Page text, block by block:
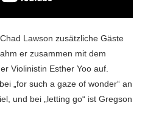
Lawson zusätzliche Gäste
er zusammen mit dem
Violinistin Esther Yoo auf.
„for such a gaze of wonder“ an
und bei „letting go“ ist Gregson